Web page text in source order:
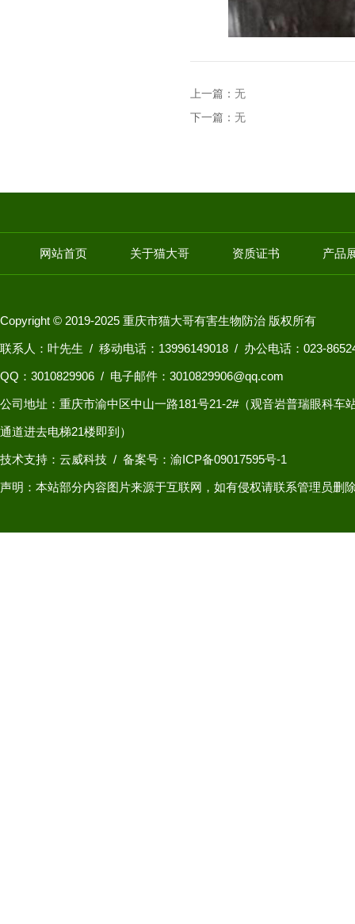
上一篇： 无
下一篇： 无
网站首页 关于猫大哥 资质证书 产品
Copyright © 2019-2025 重庆市猫大哥有害生物防治 版权所有
联系人：叶先生 / 移动电话：13996149018 / 办公电话：023-
QQ： 3010829906 / 电子邮件：3010829906@qq.com
公司地址：重庆市渝中区中山一路181号21-2#（观音岩普瑞眼科车
通道进去电梯21楼即到）
技术支持：云威科技 / 备案号：渝ICP备09017595号-1
声明：本站部分内容图片来源于互联网，如有侵权请联系管理员删